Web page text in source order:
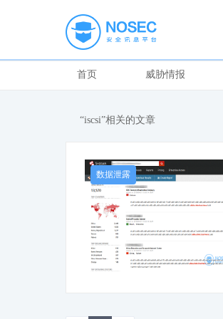
首页 威胁情报
“iscsi”相关的文章
数据泄露